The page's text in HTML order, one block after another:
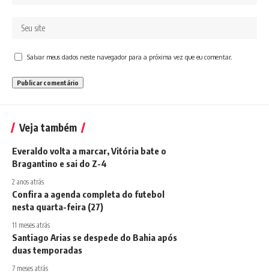
Salvar meus dados neste navegador para a próxima vez que eu comentar.
Veja também
Everaldo volta a marcar, Vitória bate o
Bragantino e sai do Z-4
2 anos atrás
Confira a agenda completa do futebol
nesta quarta-feira (27)
11 meses atrás
Santiago Arias se despede do Bahia após
duas temporadas
7 meses atrás